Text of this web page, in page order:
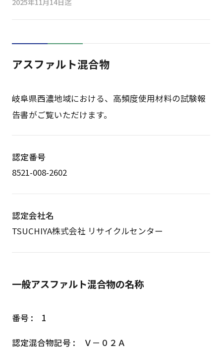
アスファルト混合物
岐阜県西濃地域における、高頻度使用材料の試験報
告書がご覧いただけます。
認定番号
8521-008-2602
認定会社名
TSUCHIYA株式会社 リサイクルセンター
一般アスファルト混合物の名称
1
Ｖ－０２Ａ